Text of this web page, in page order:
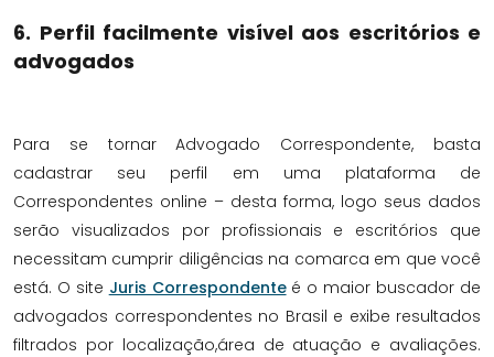
6. Perfil facilmente visível aos escritórios e
advogados
Para se tornar Advogado Correspondente, basta
cadastrar seu perfil em uma plataforma de
Correspondentes online – desta forma, logo seus dados
serão visualizados por profissionais e escritórios que
necessitam cumprir diligências na comarca em que você
está. O site Juris Correspondenteé o maior buscador de
advogados correspondentes no Brasil e exibe resultados
filtrados por localização,área de atuação e avaliações.